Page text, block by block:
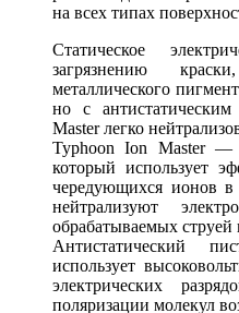
на всех типах
Статическое
загрязнению
металлического
но с
Master легко
Typhoon Ion Master —
который использует
чередующихся ионов в
нейтрализуют
обрабатываемых струей
Антистатический
использует
электрических
поляризации молекул